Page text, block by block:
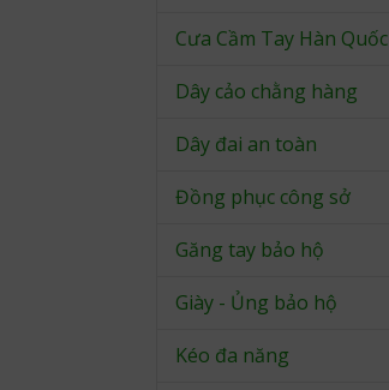
Cưa Cầm Tay Hàn Quốc
Dây cảo chằng hàng
Dây đai an toàn
Đồng phục công sở
Găng tay bảo hộ
Giày - Ủng bảo hộ
Kéo đa năng